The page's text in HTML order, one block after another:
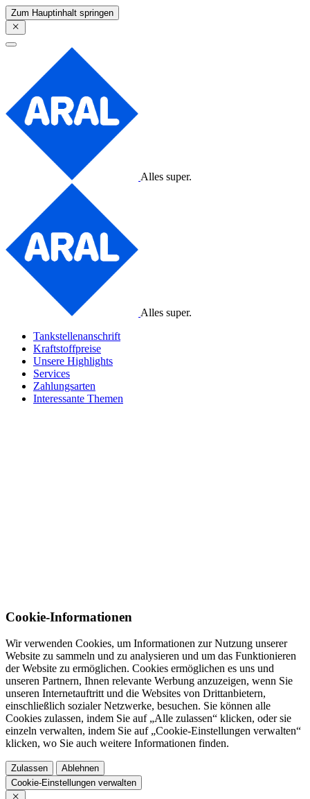
Zum Hauptinhalt springen
Alles super.
Alles super.
Tankstellenanschrift
Kraftstoffpreise
Unsere Highlights
Services
Zahlungsarten
Interessante Themen
Cookie-Informationen
Wir verwenden Cookies, um Informationen zur Nutzung unserer
Website zu sammeln und zu analysieren und um das Funktionieren
der Website zu ermöglichen. Cookies ermöglichen es uns und
unseren Partnern, Ihnen relevante Werbung anzuzeigen, wenn Sie
unseren Internetauftritt und die Websites von Drittanbietern,
einschließlich sozialer Netzwerke, besuchen. Sie können alle
Cookies zulassen, indem Sie auf „Alle zulassen“ klicken, oder sie
einzeln verwalten, indem Sie auf „Cookie-Einstellungen verwalten“
klicken, wo Sie auch weitere Informationen finden.
Zulassen
Ablehnen
Cookie-Einstellungen verwalten